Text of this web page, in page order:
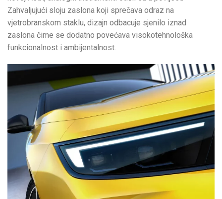
Zahvaljujući sloju zaslona koji sprečava odraz na
vjetrobranskom staklu, dizajn odbacuje sjenilo iznad
zaslona čime se dodatno povećava visokotehnološka
funkcionalnost i ambijentalnost.